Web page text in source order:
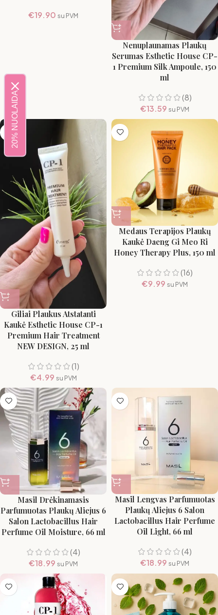
€19.90 su PVM
Nenuplaunamas Plaukų
Serumas Esthetic House CP-
1 Premium Silk Ampoule, 150
ml
(8)
€13.59 su PVM
Giliai Plaukus Atstatanti
Kaukė Esthetic House CP-1
Premium Hair Treatment
NEW DESIGN, 25 ml
(1)
€4.99 su PVM
Medaus Terapijos Plaukų
Kaukė Daeng Gi Meo Ri
Honey Therapy Plus, 150 ml
(16)
€9.99 su PVM
Masil Drėkinamasis
Parfumuotas Plaukų Aliejus 6
Salon Lactobacillus Hair
Perfume Oil Moisture, 66 ml
(4)
€18.99 su PVM
Masil Lengvas Parfumuotas
Plaukų Aliejus 6 Salon
Lactobacillus Hair Perfume
Oil Light, 66 ml
(4)
€18.99 su PVM
20% NUOLAIDA